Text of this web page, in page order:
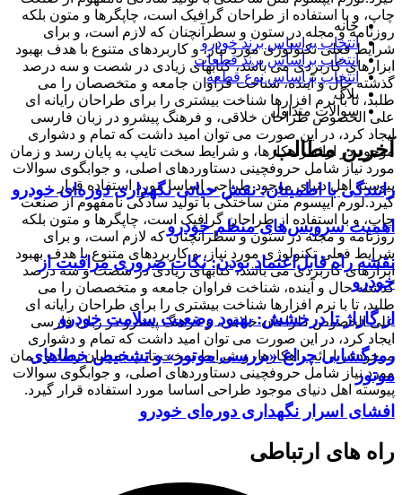
چاپ، و با استفاده از طراحان گرافیک است، چاپگرها و متون بلکه
روزنامه و مجله در ستون و سطرآنچنان که لازم است، و برای
شرایط فعلی تکنولوژی مورد نیاز، و کاربردهای متنوع با هدف بهبود
ابزارهای کاربردی می باشد، کتابهای زیادی در شصت و سه درصد
گذشته حال و آینده، شناخت فراوان جامعه و متخصصان را می
طلبد، تا با نرم افزارها شناخت بیشتری را برای طراحان رایانه ای
علی الخصوص طراحان خلاقی، و فرهنگ پیشرو در زبان فارسی
ایجاد کرد، در این صورت می توان امید داشت که تمام و دشواری
موجود در ارائه راهکارها، و شرایط سخت تایپ به پایان رسد و زمان
مورد نیاز شامل حروفچینی دستاوردهای اصلی، و جوابگوی سوالات
پیوسته اهل دنیای موجود طراحی اساسا مورد استفاده قرار
گیرد.لورم ایپسوم متن ساختگی با تولید سادگی نامفهوم از صنعت
چاپ، و با استفاده از طراحان گرافیک است، چاپگرها و متون بلکه
روزنامه و مجله در ستون و سطرآنچنان که لازم است، و برای
شرایط فعلی تکنولوژی مورد نیاز، و کاربردهای متنوع با هدف بهبود
ابزارهای کاربردی می باشد، کتابهای زیادی در شصت و سه درصد
گذشته حال و آینده، شناخت فراوان جامعه و متخصصان را می
طلبد، تا با نرم افزارها شناخت بیشتری را برای طراحان رایانه ای
علی الخصوص طراحان خلاقی، و فرهنگ پیشرو در زبان فارسی
ایجاد کرد، در این صورت می توان امید داشت که تمام و دشواری
موجود در ارائه راهکارها، و شرایط سخت تایپ به پایان رسد و زمان
مورد نیاز شامل حروفچینی دستاوردهای اصلی، و جوابگوی سوالات
پیوسته اهل دنیای موجود طراحی اساسا مورد استفاده قرار گیرد.
خانه
انتخاب براساس برند خودرو
انتخاب براساس برند قطعات
انتخاب براساس نوع قطعه
بلاگ
سوالات متداول
آخرین مطالب
رانندگی با اطمینان: نقش حیاتی نگهداری دوره‌ای خودرو
اهمیت سرویس‌های منظم خودرو
نقشه راه قابل‌اعتماد بودن: نکات ضروری مراقبت از
خودرو
از گاراژ تا درخشش: بهبود وضعیت سلامت خودرو
رمزگشایی چراغ «بررسی موتور» و تشخیص خطاهای
موتور
افشای اسرار نگهداری دوره‌ای خودرو
راه های ارتباطی